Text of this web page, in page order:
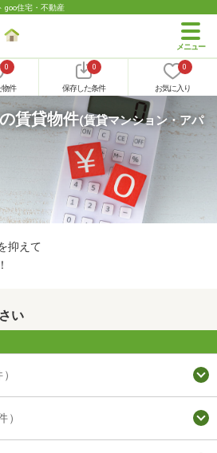
goo住宅・不動産
0
物件
0
保存した条件
0
お気に入り
賃貸物件(賃貸マンション・アパ
抑えて
い
）